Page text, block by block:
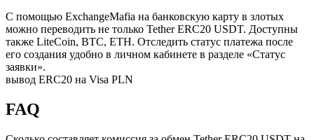
С помощью ExchangeMafia на банковскую карту в злотых
можно переводить не только Tether ERC20 USDT. Доступны
также LiteCoin, BTC, ETH. Отследить статус платежа после
его создания удобно в личном кабинете в разделе «Статус
заявки».
вывод ERC20 на Visa PLN
FAQ